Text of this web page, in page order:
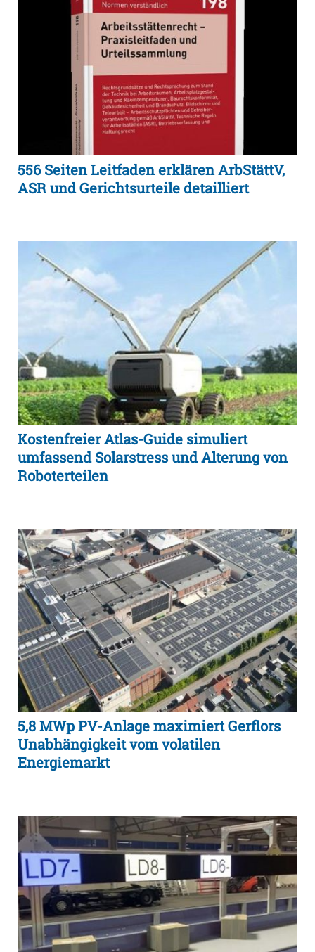
556 Seiten Leitfaden erklären ArbStättV,
ASR und Gerichtsurteile detailliert
Kostenfreier Atlas-Guide simuliert
umfassend Solarstress und Alterung von
Roboterteilen
5,8 MWp PV-Anlage maximiert Gerflors
Unabhängigkeit vom volatilen
Energiemarkt